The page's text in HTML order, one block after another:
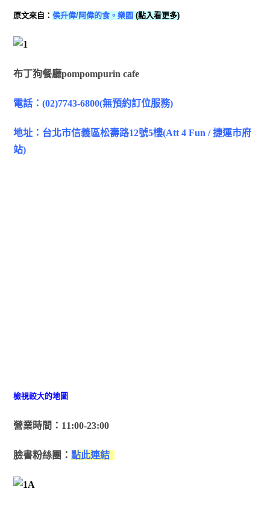
原文來自： 侯升偉/阿偉的食。樂園 (點入看更多)
布丁狗餐廳pompompurin cafe
電話：(02)7743-6800(無預約訂位服務)
地址：台北市信義區松壽路12號5樓(Att 4 Fun / 捷運市府
站)
檢視較大的地圖
營業時間：11:00-23:00
臉書粉絲團： 點此連結